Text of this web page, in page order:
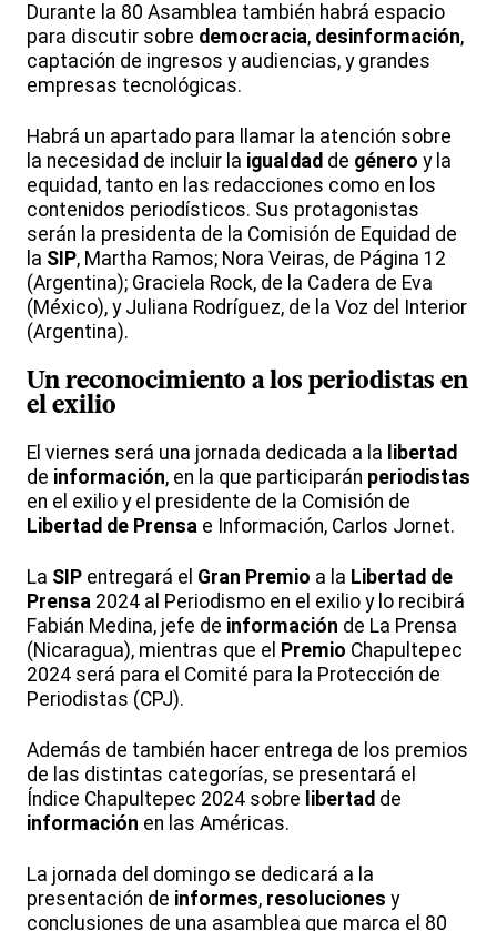
Durante la 80 Asamblea también habrá espacio
para discutir sobre democracia, desinformación,
captación de ingresos y audiencias, y grandes
empresas tecnológicas.
Habrá un apartado para llamar la atención sobre
la necesidad de incluir la igualdad de género y la
equidad, tanto en las redacciones como en los
contenidos periodísticos. Sus protagonistas
serán la presidenta de la Comisión de Equidad de
la SIP, Martha Ramos; Nora Veiras, de Página 12
(Argentina); Graciela Rock, de la Cadera de Eva
(México), y Juliana Rodríguez, de la Voz del Interior
(Argentina).
Un reconocimiento a los periodistas en
el exilio
El viernes será una jornada dedicada a la libertad
de información, en la que participarán periodistas
en el exilio y el presidente de la Comisión de
Libertad de Prensa e Información, Carlos Jornet.
La SIP entregará el Gran Premio a la Libertad de
Prensa 2024 al Periodismo en el exilio y lo recibirá
Fabián Medina, jefe de información de La Prensa
(Nicaragua), mientras que el Premio Chapultepec
2024 será para el Comité para la Protección de
Periodistas (CPJ).
Además de también hacer entrega de los premios
de las distintas categorías, se presentará el
Índice Chapultepec 2024 sobre libertad de
información en las Américas.
La jornada del domingo se dedicará a la
presentación de informes, resoluciones y
conclusiones de una asamblea que marca el 80